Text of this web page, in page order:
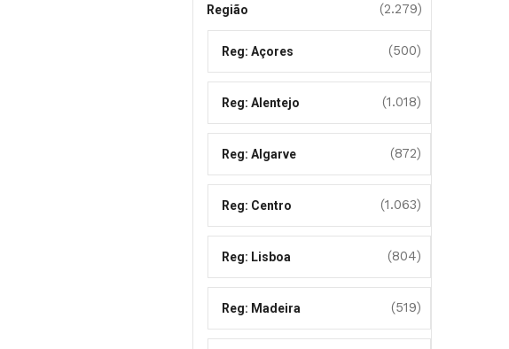
Região (2.279)
Reg: Açores (500)
Reg: Alentejo (1.018)
Reg: Algarve (872)
Reg: Centro (1.063)
Reg: Lisboa (804)
Reg: Madeira (519)